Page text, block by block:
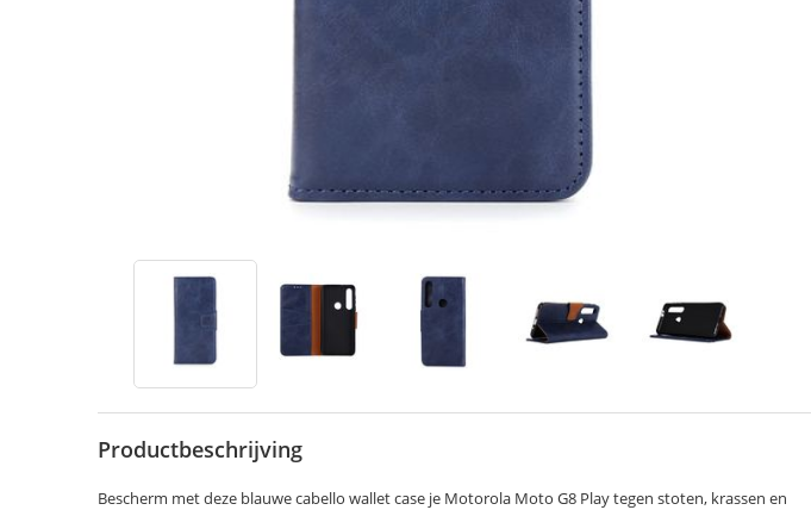
Productbeschrijving
Bescherm met deze blauwe cabello wallet case je Motorola Moto G8 Play tegen stoten, krassen en